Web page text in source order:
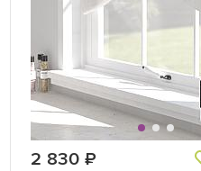
2 830